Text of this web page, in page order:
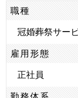
職種
冠婚葬祭サー
雇用形態
正社員